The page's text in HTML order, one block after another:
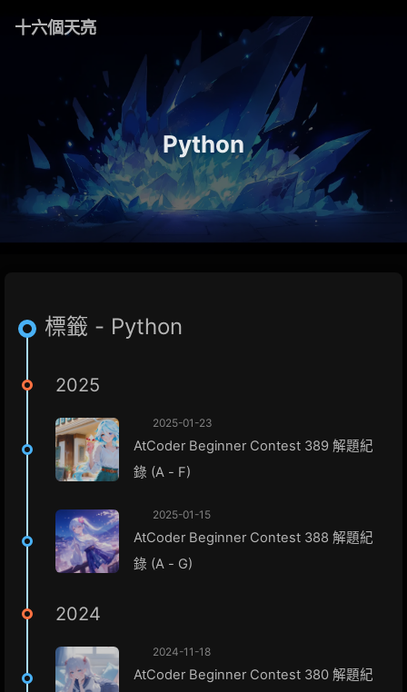
十六個天亮
Python
標籤 - Python
2025
2025-01-23
AtCoder Beginner Contest 389 解題紀
錄 (A - F)
2025-01-15
AtCoder Beginner Contest 388 解題紀
錄 (A - G)
2024
2024-11-18
AtCoder Beginner Contest 380 解題紀